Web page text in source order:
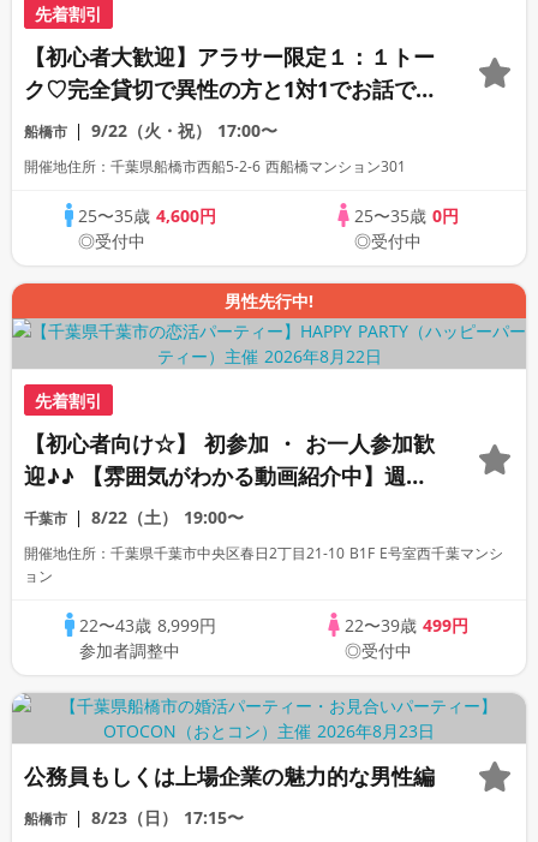
先着割引
【初心者大歓迎】アラサー限定１：１トー
ク♡完全貸切で異性の方と1対1でお話でき
ます♡連絡先交換自由♡
船橋市 9/22（火・祝） 17:00〜
開催地住所：千葉県船橋市西船5-2-6 西船橋マンション301
25〜35歳4,600円
◎受付中
25〜35歳 0円
◎受付中
男性先行中!
先着割引
【初心者向け☆】 初参加 ・ お一人参加歓
迎♪♪ 【雰囲気がわかる動画紹介中】週末
プレミアム街コン
千葉市 8/22（土） 19:00〜
開催地住所：千葉県千葉市中央区春日2丁目21-10 B1F E号室西千葉マンシ
ョン
22〜43歳 8,999円
参加者調整中
22〜39歳 499円
◎受付中
公務員もしくは上場企業の魅力的な男性編
船橋市 8/23（日） 17:15〜